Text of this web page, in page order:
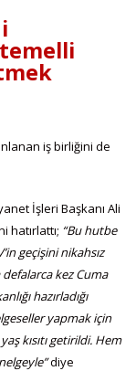
iş birliğini de
İşleri Başkanı Ali
hatırlattı; “Bu hutbe
geçişini nikahsız
kez Cuma
hazırladığı
yapmak için
kısıtı getirildi. Hem
diye